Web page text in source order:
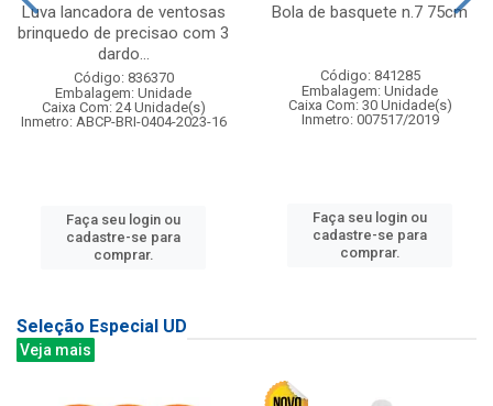
Luva lancadora de ventosas
brinquedo de precisao com 3
dardo...
Código: 836370
Embalagem: Unidade
Caixa Com: 24 Unidade(s)
Inmetro: ABCP-BRI-0404-2023-16
Faça seu login ou
cadastre-se para
comprar.
Bola de basquete n.7 75cm
Código: 841285
Embalagem: Unidade
Caixa Com: 30 Unidade(s)
Inmetro: 007517/2019
Faça seu login ou
cadastre-se para
comprar.
Seleção Especial UD
Veja mais